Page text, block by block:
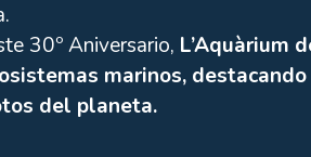
30º Aniversario, L’Aquàrium
marinos,
del planeta.